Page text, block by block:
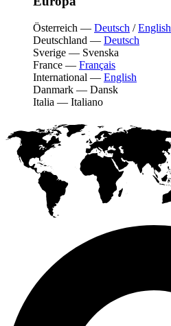
Österreich — Deutsch /English
Deutschland — Deutsch
Sverige — Svenska
France — Français
International — English
Danmark — Dansk
Italia — Italiano